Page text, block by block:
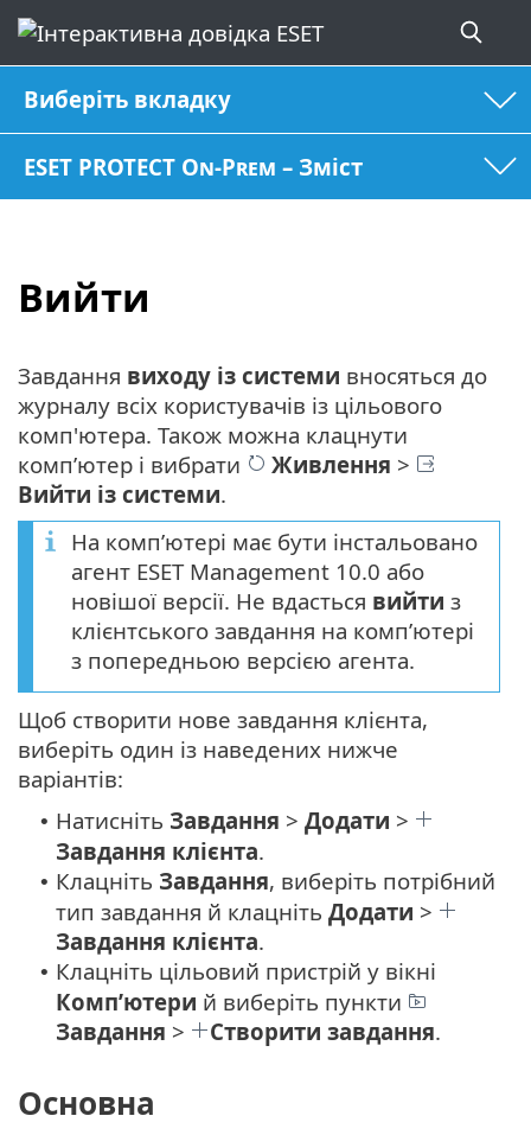
Виберіть вкладку
ESET PROTECT On-Prem – Зміст
Вийти
Завдання виходу із системи вносяться до
журналу всіх користувачів із цільового
комп'ютера. Також можна клацнути
комп’ютер і вибрати
Живлення >
Вийти із системи.
На комп’ютері має бути інстальовано
агент ESET Management 10.0 або
новішої версії. Не вдасться вийти з
клієнтського завдання на комп’ютері
з попередньою версією агента.
Щоб створити нове завдання клієнта,
виберіть один із наведених нижче
варіантів:
• Натисніть Завдання > Додати >
Завдання клієнта.
• Клацніть Завдання, виберіть потрібний
тип завдання й клацніть Додати >
Завдання клієнта.
• Клацніть цільовий пристрій у вікні
Комп’ютери й виберіть пункти
Завдання > Створити завдання.
Основна